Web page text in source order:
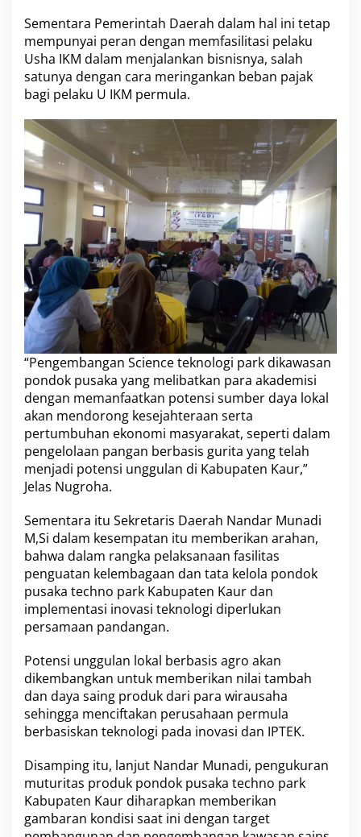
i
s
T
e
k
n
o
o
i
d
a
n
M
a
n
d
i
r
i
Sementara Pemerintah Daerah dalam hal ini tetap
mempunyai peran dengan memfasilitasi pelaku
Usha IKM dalam menjalankan bisnisnya, salah
satunya dengan cara meringankan beban pajak
bagi pelaku U IKM permula.
“Pengembangan Science teknologi park dikawasan
pondok pusaka yang melibatkan para akademisi
dengan memanfaatkan potensi sumber daya lokal
akan mendorong kesejahteraan serta
pertumbuhan ekonomi masyarakat, seperti dalam
pengelolaan pangan berbasis gurita yang telah
menjadi potensi unggulan di Kabupaten Kaur,”
Jelas Nugroha.
Sementara itu Sekretaris Daerah Nandar Munadi
M,Si dalam kesempatan itu memberikan arahan,
bahwa dalam rangka pelaksanaan fasilitas
penguatan kelembagaan dan tata kelola pondok
pusaka techno park Kabupaten Kaur dan
implementasi inovasi teknologi diperlukan
persamaan pandangan.
Potensi unggulan lokal berbasis agro akan
dikembangkan untuk memberikan nilai tambah
dan daya saing produk dari para wirausaha
sehingga menciftakan perusahaan permula
berbasiskan teknologi pada inovasi dan IPTEK.
Disamping itu, lanjut Nandar Munadi, pengukuran
muturitas produk pondok pusaka techno park
Kabupaten Kaur diharapkan memberikan
gambaran kondisi saat ini dengan target